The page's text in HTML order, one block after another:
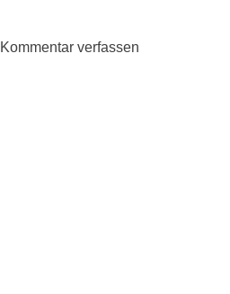
Kommentar verfassen